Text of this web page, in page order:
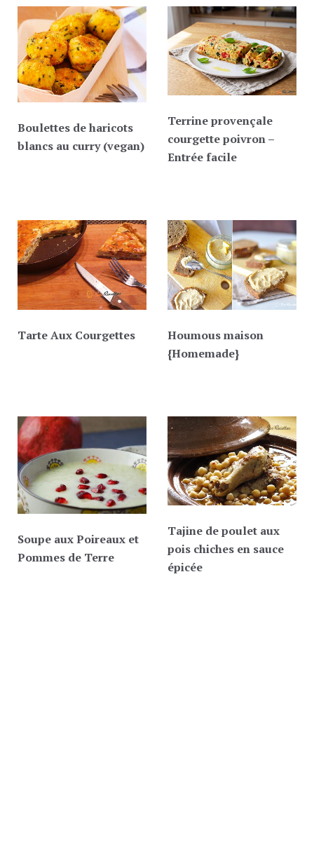
Boulettes de haricots
blancs au curry (vegan)
Terrine provençale
courgette poivron –
Entrée facile
Tarte Aux Courgettes
Houmous maison
{Homemade}
Soupe aux Poireaux et
Pommes de Terre
Tajine de poulet aux
pois chiches en sauce
épicée